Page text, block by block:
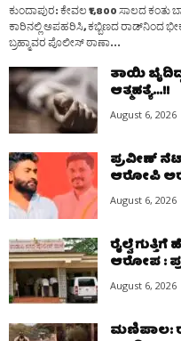
ಕುಂದಾಪುರ: ಕೇವಲ ₹1,800 ಸಾಲದ
ಕಾರಿನಲ್ಲಿ ಅಪಹರಿಸಿ, ಕಬ್ಬಿಣದ ರಾಡ್‌ನಿಂದ
ಬ್ರಹ್ಮಾವರ ಪೊಲೀಸ್ ಠಾಣಾ...
ತಾಯಿ
ಆತ್ಮಹತ್ಯೆ…!!
August 6, 2026
ಪ್ರವೀಣ್
ಆರೋಪಿ
August 6, 2026
ರೈಲ್ವೆ
ಆರೋಪ :
August 6, 2026
ಮಣಿಪಾಲ: